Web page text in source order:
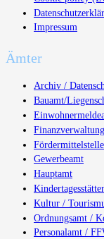
Impressum
Ämter
Archiv /
Bauamt/
Finanzverwaltung
Fördermittelstelle
Gewerbeamt
Hauptamt
Kultur /
Ordnungsamt /
Personalamt /